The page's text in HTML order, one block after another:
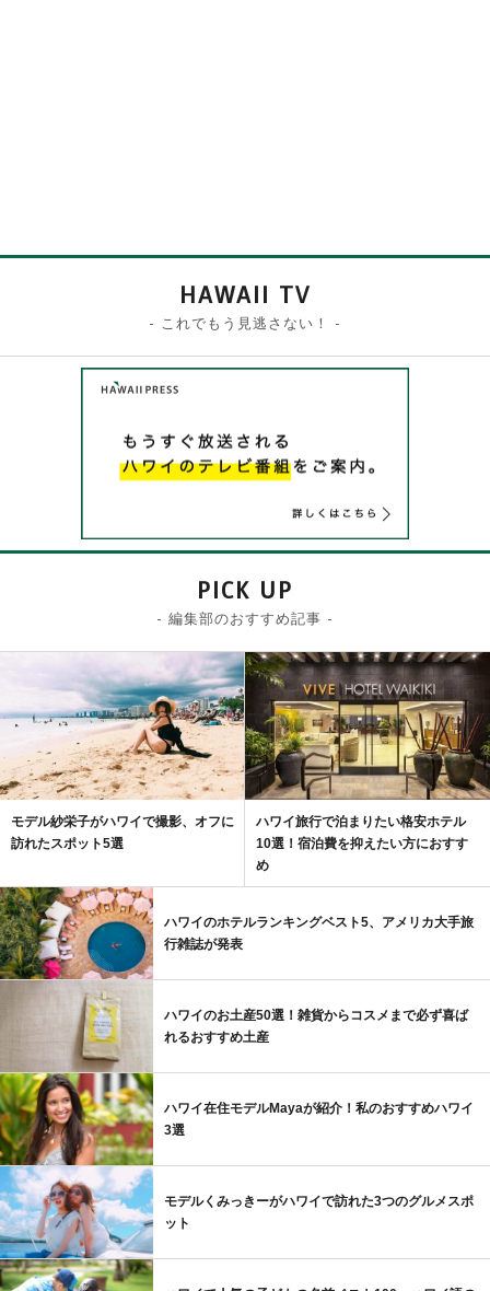
HAWAII TV
- これでもう見逃さない！ -
PICK UP
- 編集部のおすすめ記事 -
モデル紗栄子がハワイで撮影、オフに
訪れたスポット5選
ハワイ旅行で泊まりたい格安ホテル
10選！宿泊費を抑えたい方におすす
め
ハワイのホテルランキングベスト5、アメリカ大手旅
行雑誌が発表
ハワイのお土産50選！雑貨からコスメまで必ず喜ば
れるおすすめ土産
ハワイ在住モデルMayaが紹介！私のおすすめハワイ
3選
モデルくみっきーがハワイで訪れた3つのグルメスポ
ット